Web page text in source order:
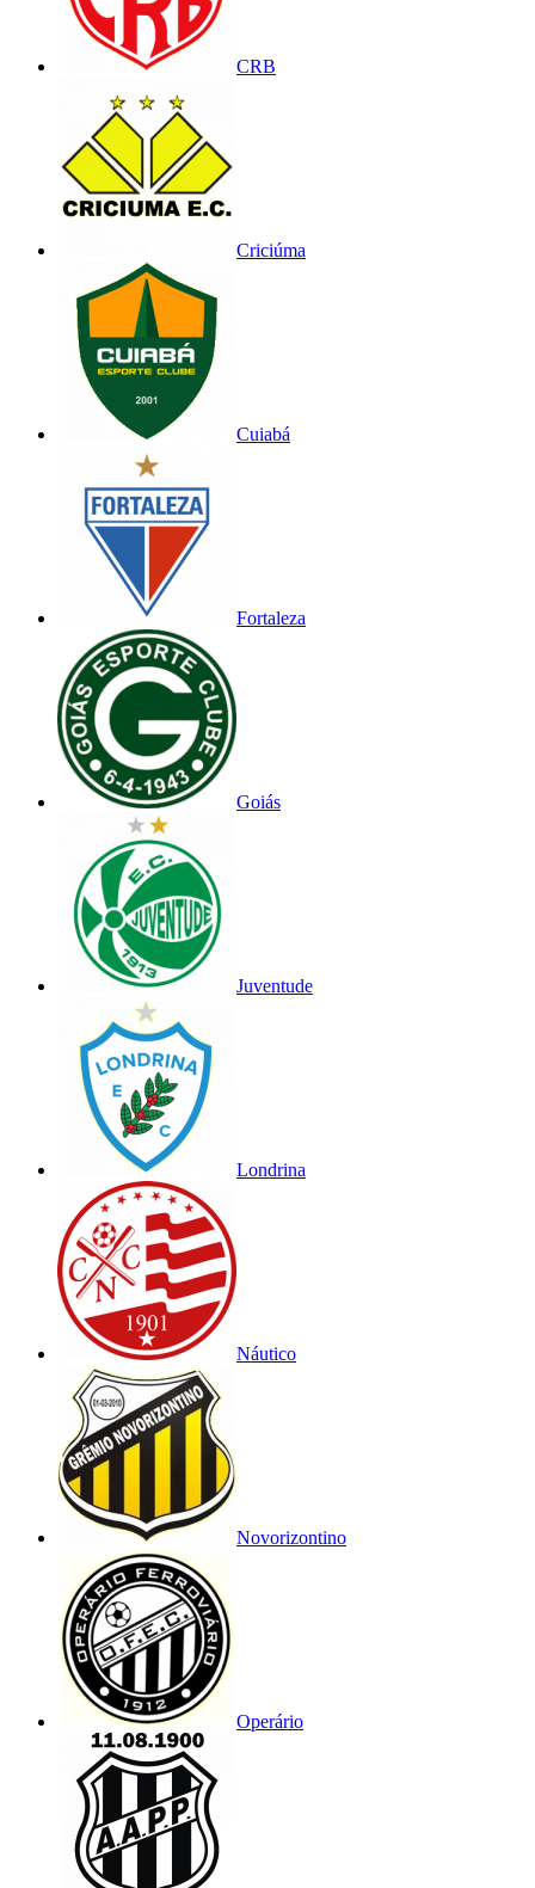
CRB
Criciúma
Cuiabá
Fortaleza
Goiás
Juventude
Londrina
Náutico
Novorizontino
Operário